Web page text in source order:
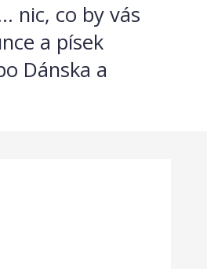
nic, co by vás
a písek
Dánska a